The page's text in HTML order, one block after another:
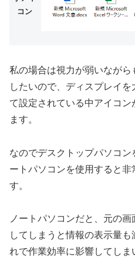
コン
私の場合は視力が弱いなが
したいので、ディスプレイ
て設定されている中アイコ
ます。
なのでデスクトップパソコ
ートパソコンを使用すると非
す。
ノートパソコンだと、元の
してしまうと情報の表示量
れで作業効率に影響してしま